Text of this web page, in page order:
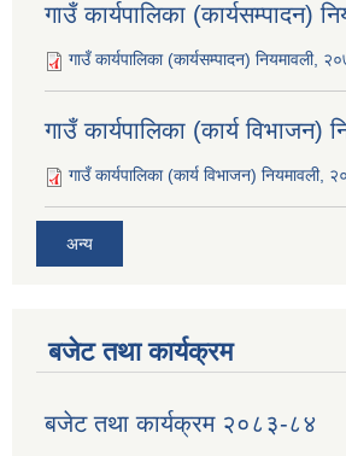
गाउँ कार्यपालिका (कार्यसम्पादन)
गाउँ कार्यपालिका (कार्यसम्पादन) नियमावली,
गाउँ कार्यपालिका (कार्य विभाजन)
गाउँ कार्यपालिका (कार्य विभाजन) नियमावली,
अन्य
बजेट तथा कार्यक्रम
बजेट तथा कार्यक्रम २०८३-८४